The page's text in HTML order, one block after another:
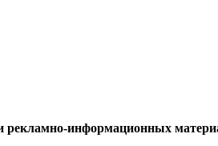
рекламно-информационных